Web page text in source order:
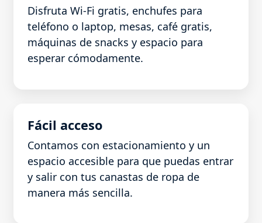
Disfruta Wi-Fi gratis, enchufes para
teléfono o laptop, mesas, café gratis,
máquinas de snacks y espacio para
esperar cómodamente.
Fácil acceso
Contamos con estacionamiento y un
espacio accesible para que puedas entrar
y salir con tus canastas de ropa de
manera más sencilla.